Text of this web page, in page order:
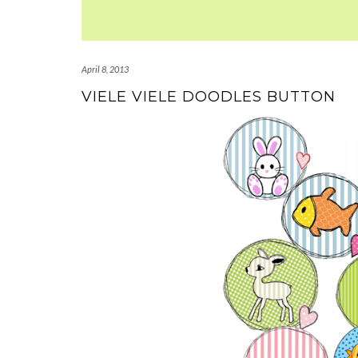
April 8, 2013
VIELE VIELE DOODLES BUTTON